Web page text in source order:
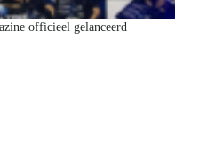
officieel gelanceerd